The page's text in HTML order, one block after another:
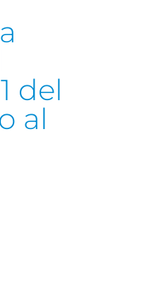
del
al